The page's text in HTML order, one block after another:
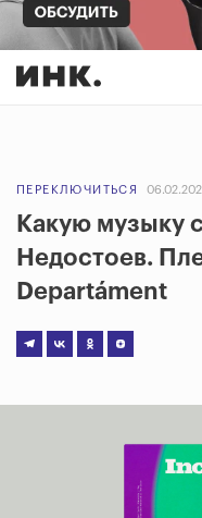
ПЕРЕКЛЮЧИТЬСЯ
Какую музыку
Недостоев.
Departáment